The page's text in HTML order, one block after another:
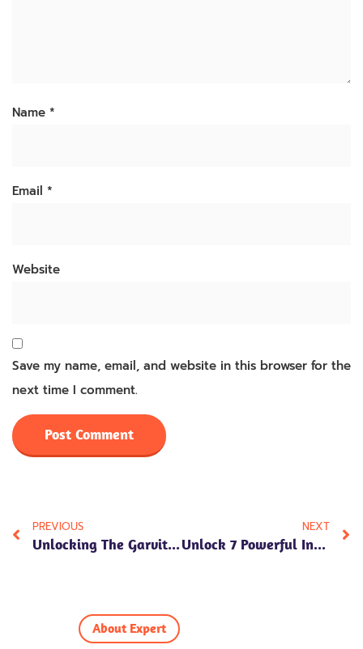
Name *
Email *
Website
Save my name, email, and website in this browser for the
next time I comment.
PREVIOUS
Unlocking The Garvita Name Meaning In Hindi: Explore Its Numerology, Personality Traits, And Cultural Significance
NEXT
Unlock 7 Powerful Insights: Nandika Name Meaning In Hindi, Numerology, Personality Traits & Cultural Significance
About Expert